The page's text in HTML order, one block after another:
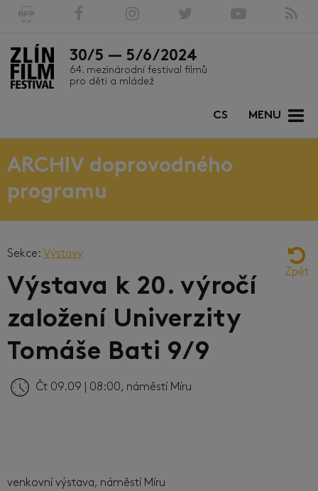
30/5 — 5/6/2024
64. mezinárodní festival filmů
pro děti a mládež
MENU
CS
ARCHIV doprovodného
programu
Zpět
Sekce: Výstavy
Výstava k 20. výročí
založení Univerzity
Tomáše Bati 9/9
Čt 09.09 | 08:00, náměstí Míru
venkovní výstava, náměstí Míru